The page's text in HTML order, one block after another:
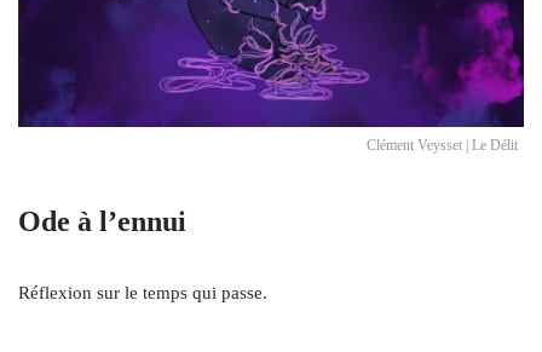
Clément Veysset | Le Délit
Ode à l’ennui
Réflexion sur le temps qui passe.